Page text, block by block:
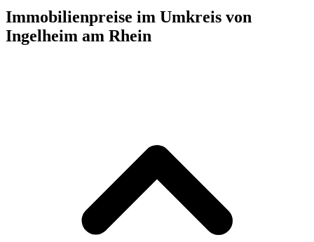
Immobilienpreise im Umkreis von
Ingelheim am Rhein